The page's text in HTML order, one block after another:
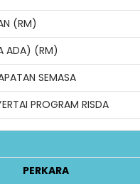
(RM)
ADA) (RM)
SEMASA
PROGRAM RISDA
PERKARA